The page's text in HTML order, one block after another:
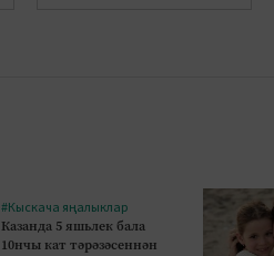
#Кыскача яңалыклар
Казанда 5 яшьлек бала
10нчы кат тәрәзәсеннән